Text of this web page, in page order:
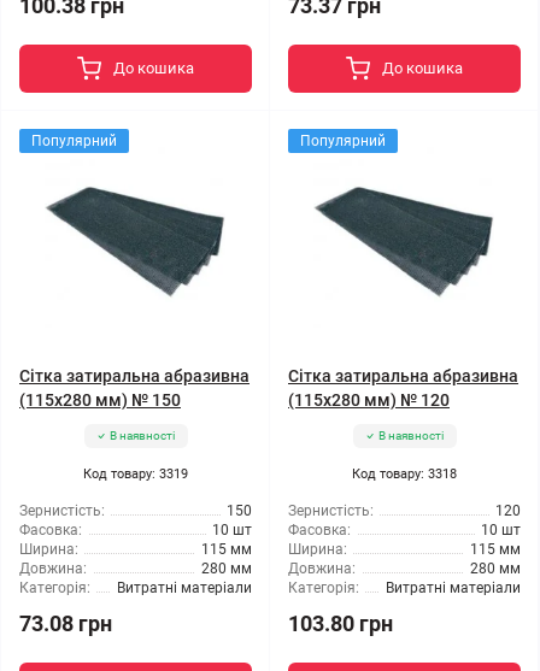
100.38 грн
До кошика
73.37 грн
До кошика
Популярний
Сітка затиральна абразивна
(115x280 мм) № 150
В наявності
Код товару: 3319
Зернистість:
150
Фасовка:
10 шт
Ширина:
115 мм
Довжина:
280 мм
Категорія:
Витратні матеріали
73.08 грн
Популярний
Сітка затиральна абразивна
(115x280 мм) № 120
В наявності
Код товару: 3318
Зернистість:
120
Фасовка:
10 шт
Ширина:
115 мм
Довжина:
280 мм
Категорія:
Витратні матеріали
103.80 грн